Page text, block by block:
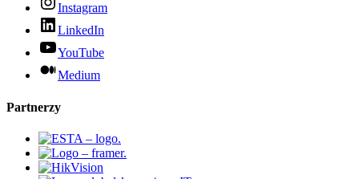
Instagram
LinkedIn
YouTube
Medium
Partnerzy